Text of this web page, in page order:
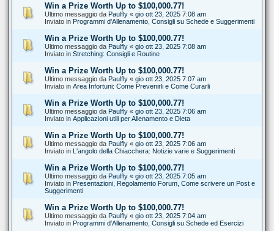
Win a Prize Worth Up to $100,000.77!
Ultimo messaggio da Paulfly « gio ott 23, 2025 7:08 am
Inviato in Programmi d'Allenamento, Consigli su Schede e Suggerimenti
Win a Prize Worth Up to $100,000.77!
Ultimo messaggio da Paulfly « gio ott 23, 2025 7:08 am
Inviato in Stretching: Consigli e Routine
Win a Prize Worth Up to $100,000.77!
Ultimo messaggio da Paulfly « gio ott 23, 2025 7:07 am
Inviato in Area Infortuni: Come Prevenirli e Come Curarli
Win a Prize Worth Up to $100,000.77!
Ultimo messaggio da Paulfly « gio ott 23, 2025 7:06 am
Inviato in Applicazioni utili per Allenamento e Dieta
Win a Prize Worth Up to $100,000.77!
Ultimo messaggio da Paulfly « gio ott 23, 2025 7:06 am
Inviato in L'angolo della Chiacchera: Notizie varie e Suggerimenti
Win a Prize Worth Up to $100,000.77!
Ultimo messaggio da Paulfly « gio ott 23, 2025 7:05 am
Inviato in Presentazioni, Regolamento Forum, Come scrivere un Post e
Suggerimenti
Win a Prize Worth Up to $100,000.77!
Ultimo messaggio da Paulfly « gio ott 23, 2025 7:04 am
Inviato in Programmi d'Allenamento, Consigli su Schede ed Esercizi